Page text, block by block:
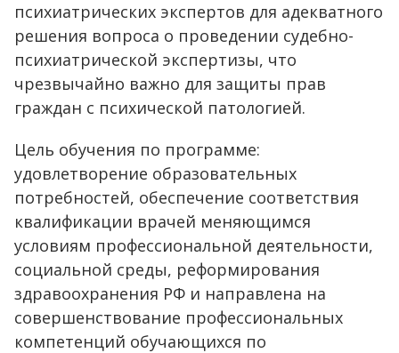
психиатрических экспертов для адекватного
решения вопроса о проведении судебно-
психиатрической экспертизы, что
чрезвычайно важно для защиты прав
граждан с психической патологией.
Цель обучения по программе:
удовлетворение образовательных
потребностей, обеспечение соответствия
квалификации врачей меняющимся
условиям профессиональной деятельности,
социальной среды, реформирования
здравоохранения РФ и направлена на
совершенствование профессиональных
компетенций обучающихся по